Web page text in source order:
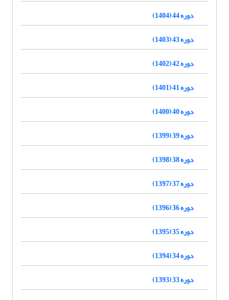
دوره 44 (1404)
دوره 43 (1403)
دوره 42 (1402)
دوره 41 (1401)
دوره 40 (1400)
دوره 39 (1399)
دوره 38 (1398)
دوره 37 (1397)
دوره 36 (1396)
دوره 35 (1395)
دوره 34 (1394)
دوره 33 (1393)